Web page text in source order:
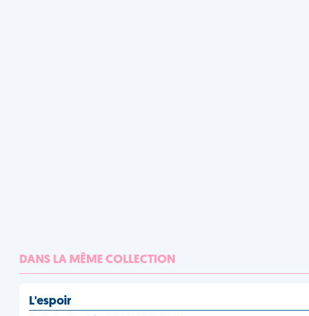
DANS LA MÊME COLLECTION
L'espoir